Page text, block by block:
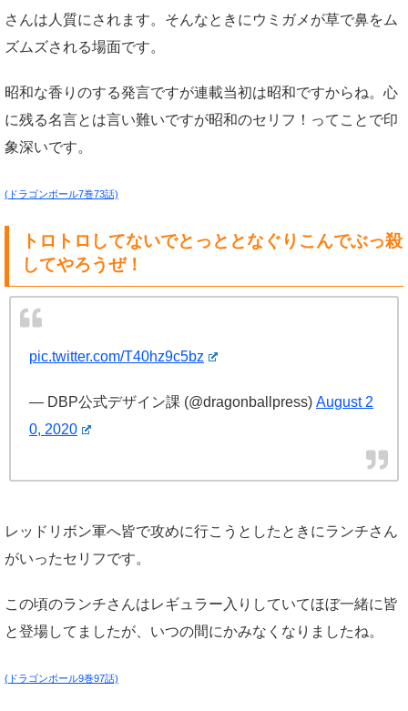
さんは人質にされます。そんなときにウミガメが草で鼻をム
ズムズされる場面です。
昭和な香りのする発言ですが連載当初は昭和ですからね。心
に残る名言とは言い難いですが昭和のセリフ！ってことで印
象深いです。
(ドラゴンボール7巻73話)
トロトロしてないでとっととなぐりこんでぶっ殺
してやろうぜ！
pic.twitter.com/T40hz9c5bz
— DBP公式デザイン課 (@dragonballpress) August 2
0, 2020
レッドリボン軍へ皆で攻めに行こうとしたときにランチさん
がいったセリフです。
この頃のランチさんはレギュラー入りしていてほぼ一緒に皆
と登場してましたが、いつの間にかみなくなりましたね。
(ドラゴンボール9巻97話)